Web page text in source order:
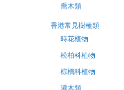
喬木類
香港常見樹種類
時花植物
松柏科植物
棕櫚科植物
灌木類